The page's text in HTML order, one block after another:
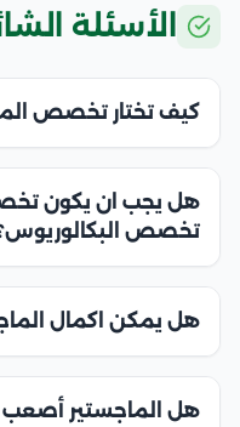
الأسئلة
كيف تختار تخصص
هل يجب ان يكون
تخصص
هل يمكن اكمال
هل الماجستير أصعب